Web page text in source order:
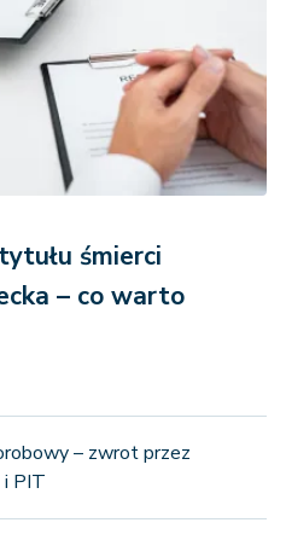
śmierci
– co warto
– zwrot przez
i PIT